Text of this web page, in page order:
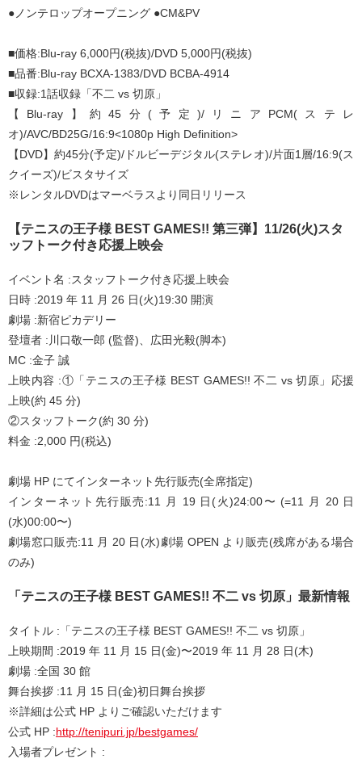
●ノンテロップオープニング ●CM&PV
■価格:Blu-ray 6,000円(税抜)/DVD 5,000円(税抜)
■品番:Blu-ray BCXA-1383/DVD BCBA-4914
■収録:1話収録「不二 vs 切原」
【Blu-ray】約45分(予定)/リニアPCM(ステレ
オ)/AVC/BD25G/16:9<1080p High Definition>
【DVD】約45分(予定)/ドルビーデジタル(ステレオ)/片面1層/16:9(ス
クイーズ)/ビスタサイズ
※レンタルDVDはマーベラスより同日リリース
【テニスの王子様 BEST GAMES!! 第三弾】11/26(火)スタ
ッフトーク付き応援上映会
イベント名 :スタッフトーク付き応援上映会
日時 :2019 年 11 月 26 日(火)19:30 開演
劇場 :新宿ピカデリー
登壇者 :川口敬一郎 (監督)、広田光毅(脚本)
MC :金子 誠
上映内容 :①「テニスの王子様 BEST GAMES!! 不二 vs 切原」応援
上映(約 45 分)
②スタッフトーク(約 30 分)
料金 :2,000 円(税込)
劇場 HP にてインターネット先行販売(全席指定)
インターネット先行販売:11 月 19 日(火)24:00〜 (=11 月 20 日
(水)00:00〜)
劇場窓口販売:11 月 20 日(水)劇場 OPEN より販売(残席がある場合
のみ)
「テニスの王子様 BEST GAMES!! 不二 vs 切原」最新情報
タイトル :「テニスの王子様 BEST GAMES!! 不二 vs 切原」
上映期間 :2019 年 11 月 15 日(金)〜2019 年 11 月 28 日(木)
劇場 :全国 30 館
舞台挨拶 :11 月 15 日(金)初日舞台挨拶
※詳細は公式 HP よりご確認いただけます
公式 HP :http://tenipuri.jp/bestgames/
入場者プレゼント :